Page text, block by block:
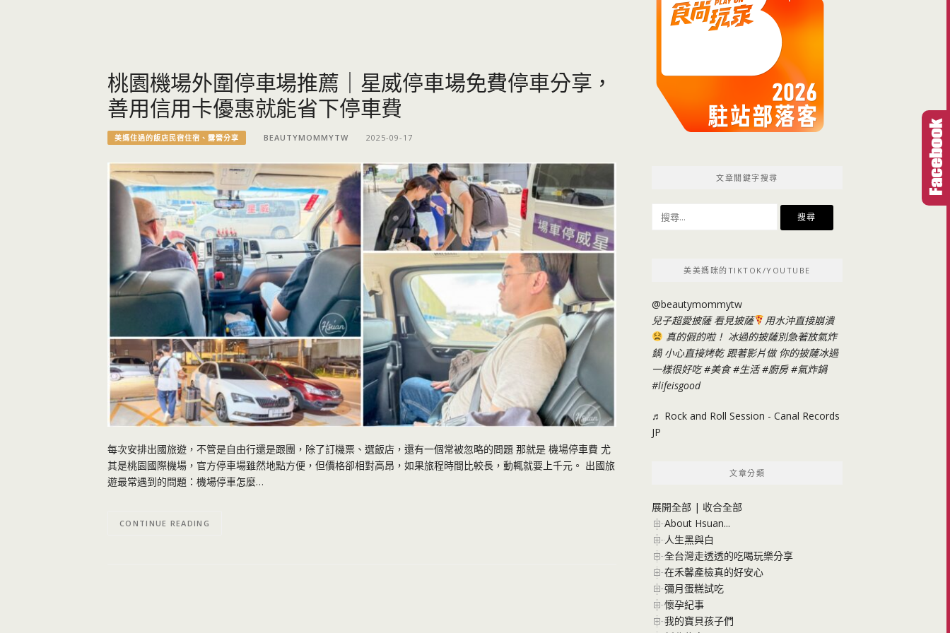
桃園機場外圍停車場推薦｜星威停車場免費停車分享，
善用信用卡優惠就能省下停車費
美媽住過的飯店民宿住宿、露營分享 BEAUTYMOMMYTW 2025-09-17
每次安排出國旅遊，不管是自由行還是跟團，除了訂機票、選飯店，還有一個常被忽略的問題 那就是 機場停車費 尤
其是桃園國際機場，官方停車場雖然地點方便，但價格卻相對高昂，如果旅程時間比較長，動輒就要上千元。 出國旅
遊最常遇到的問題：機場停車怎麼…
CONTINUE READING
文章關鍵字搜尋
尋
美美媽咪的TIKTOK/YOUTUBE
@beautymommytw
兒子超愛披薩 看見披薩
用水沖直接崩潰
真的假的啦！ 冰過的披薩別急著放氣炸
鍋 小心直接烤乾 跟著影片做 你的披薩冰過
一樣很好吃#美食 #生活 #廚房 #氣炸鍋
#lifeisgood
♬ Rock and Roll Session - Canal Records
JP
文章分類
展開全部 | 收合全部
About Hsuan...
人生黑與白
全台灣走透透的吃喝玩樂分享
在禾馨產檢真的好安心
彌月蛋糕試吃
懷孕紀事
我的寶貝孩子們